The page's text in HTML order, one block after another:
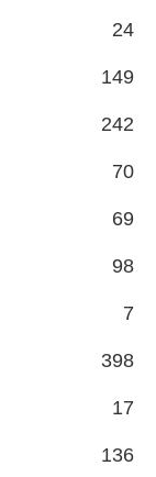
24
149
242
70
69
98
7
398
17
136